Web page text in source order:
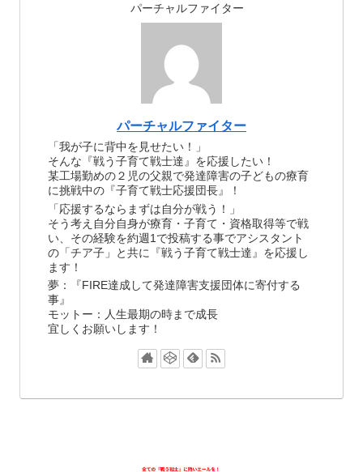
パーチャルファイター
パーチャルファイター
「我が子に背中を見せたい！」
そんな『戦う子育て戦士達』を応援したい！
某工場勤めの２児の父親で発達障害の子どもの療育
に挑戦中の『子育て戦士応援団長』！
「応援するならまずは自分が戦う！」
そう考え自分自身が療育・子育て・資格取得等で戦
い、その経験を約週1で投稿する事でアシスタント
の「チア子」と共に『戦う子育て戦士達』を応援し
ます！
夢：『FIRE達成して発達障害支援団体に寄付する
事』
モットー：人生最期の時まで成長
宜しくお願いします！